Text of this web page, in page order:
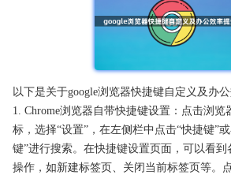
以下是关于google浏览器快捷键自定义及办
1. Chrome浏览器自带快捷键设置：点击浏览
标，选择“设置”，在左侧栏中点击“快捷键”
键”进行搜索。在快捷键设置页面，可以看
操作，如新建标签页、关闭当前标签页等。